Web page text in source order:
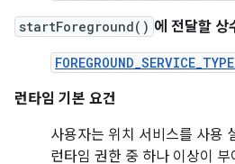
startForeground() 에 전달할 상
런타임 기본 요건
사용자는 위치 서비스를 사용
런타임 권한 중 하나 이상이